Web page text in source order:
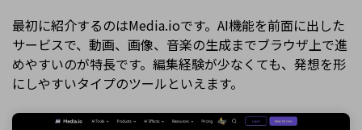
最初に紹介するのはMedia.ioです。AI機能を前面に出した
サービスで、動画、画像、音楽の生成までブラウザ上で進
めやすいのが特長です。編集経験が少なくても、発想を形
にしやすいタイプのツールといえます。